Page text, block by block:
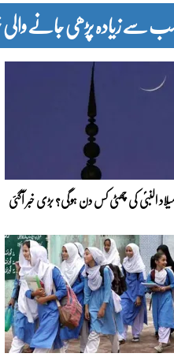
سے زیادہ پڑھی جانے والی
النبیؐ کی چھٹی کس دن ہوگی؟ بڑی خبر آگئی